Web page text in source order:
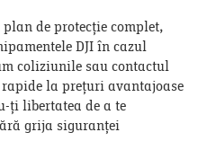
de protecție complet,
DJI în cazul
coliziunile sau contactul
la prețuri avantajoase
ți libertatea de a te
grija siguranței